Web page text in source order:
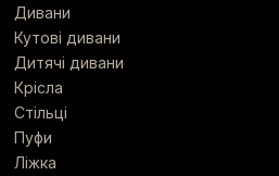
Дивани
Кутові дивани
Дитячі дивани
Крісла
Стільці
Пуфи
Ліжка